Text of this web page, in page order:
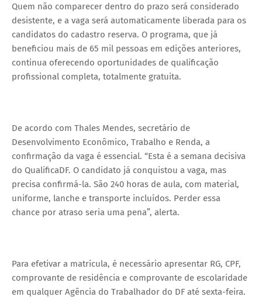
Quem não comparecer dentro do prazo será considerado
desistente, e a vaga será automaticamente liberada para os
candidatos do cadastro reserva. O programa, que já
beneficiou mais de 65 mil pessoas em edições anteriores,
continua oferecendo oportunidades de qualificação
profissional completa, totalmente gratuita.
De acordo com Thales Mendes, secretário de
Desenvolvimento Econômico, Trabalho e Renda, a
confirmação da vaga é essencial. “Esta é a semana decisiva
do QualificaDF. O candidato já conquistou a vaga, mas
precisa confirmá-la. São 240 horas de aula, com material,
uniforme, lanche e transporte incluídos. Perder essa
chance por atraso seria uma pena”, alerta.
Para efetivar a matrícula, é necessário apresentar RG, CPF,
comprovante de residência e comprovante de escolaridade
em qualquer Agência do Trabalhador do DF até sexta-feira.